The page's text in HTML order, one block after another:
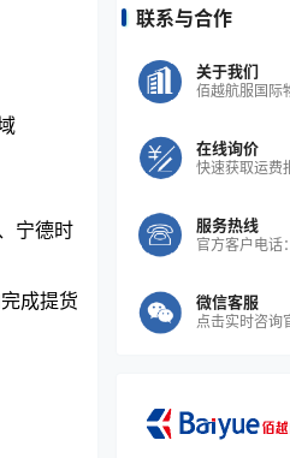
宁德时
成提货
联系与合作
关于我们
佰越航服国际
在线询价
快速获取运费
服务热线
官方客户电
微信客服
点击实时咨询